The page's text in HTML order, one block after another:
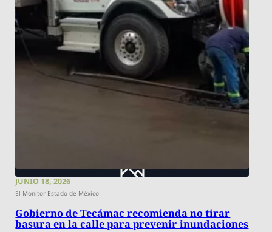
JUNIO 18, 2026
El Monitor Estado de México
Gobierno de Tecámac recomienda no tirar
basura en la calle para prevenir inundaciones